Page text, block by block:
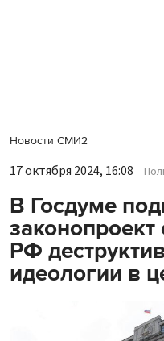
Новости СМИ2
17 октября 2024, 16:08
В Госдуме
законопроект
РФ
идеологии в